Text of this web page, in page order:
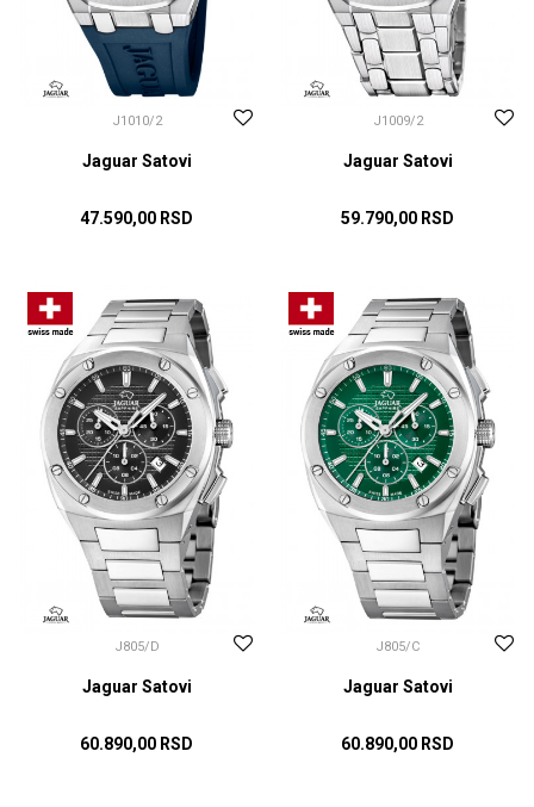
J1010/2
Jaguar Satovi
47.590,00 RSD
DODAJ U KORPU
J1009/2
Jaguar Satovi
59.790,00 RSD
DODAJ U KORPU
J805/D
Jaguar Satovi
60.890,00 RSD
J805/C
Jaguar Satovi
60.890,00 RSD